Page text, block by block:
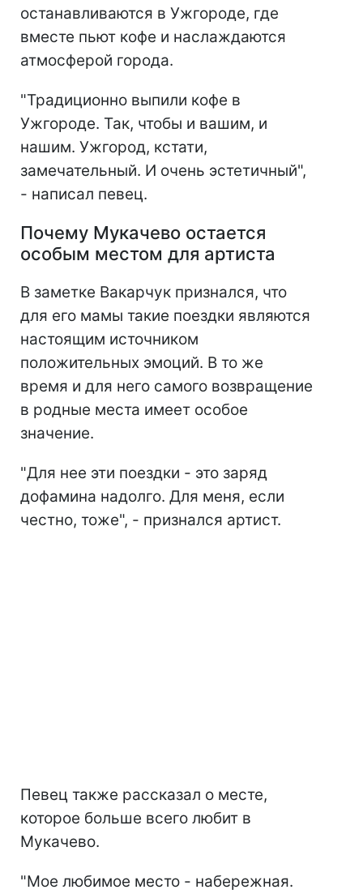
останавливаются в Ужгороде, где
вместе пьют кофе и наслаждаются
атмосферой города.
"Традиционно выпили кофе в
Ужгороде. Так, чтобы и вашим, и
нашим. Ужгород, кстати,
замечательный. И очень эстетичный",
- написал певец.
Почему Мукачево остается
особым местом для артиста
В заметке Вакарчук признался, что
для его мамы такие поездки являются
настоящим источником
положительных эмоций. В то же
время и для него самого возвращение
в родные места имеет особое
значение.
"Для нее эти поездки - это заряд
дофамина надолго. Для меня, если
честно, тоже", - признался артист.
Певец также рассказал о месте,
которое больше всего любит в
Мукачево.
"Мое любимое место - набережная.